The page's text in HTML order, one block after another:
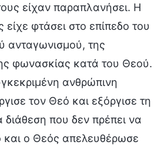
είχαν παραπλανήσει. Η
φτάσει στο επίπεδο του
ανταγωνισμού, της
φωνασκίας κατά του Θεού.
ανθρώπινη
τον Θεό και εξόργισε τη
που δεν πρέπει να
και ο Θεός απελευθέρωσε